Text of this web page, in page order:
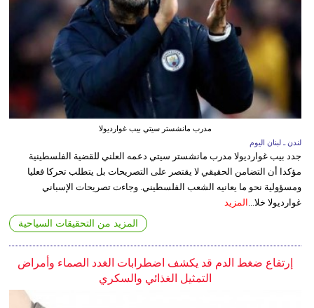
مدرب مانشستر سيتي بيب غوارديولا
لندن ـ لبنان اليوم
جدد بيب غوارديولا مدرب مانشستر سيتي دعمه العلني للقضية الفلسطينية
مؤكدا أن التضامن الحقيقي لا يقتصر على التصريحات بل يتطلب تحركا فعليا
ومسؤولية نحو ما يعانيه الشعب الفلسطيني. وجاءت تصريحات الإسباني
غوارديولا خلا... المزيد
المزيد من التحقيقات السياحية
إرتفاع ضغط الدم قد يكشف اضطرابات الغدد الصماء وأمراض
التمثيل الغذائي والسكري